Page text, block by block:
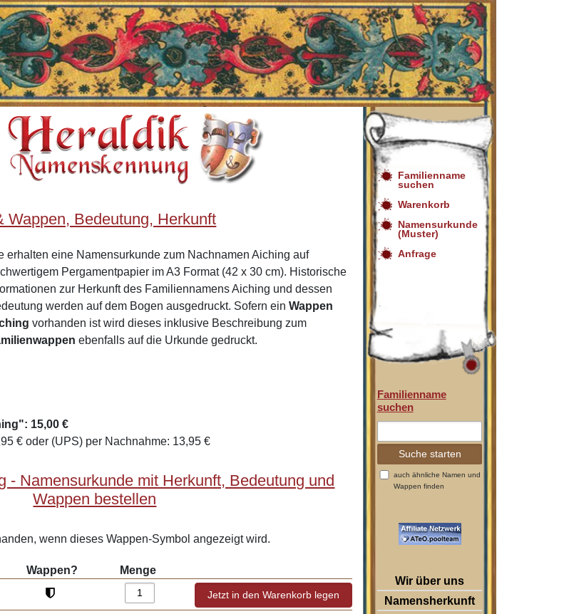
Wappen, Bedeutung, Herkunft
erhalten eine Namensurkunde zum Nachnamen Aiching auf
Pergamentpapier im A3 Format (42 x 30 cm). Historische
zur Herkunft des Familiennamens Aiching und dessen
werden auf dem Bogen ausgedruckt. Sofern einWappen
vorhanden ist wird dieses inklusive Beschreibung zum
ebenfalls auf die Urkunde gedruckt.
15,00 €
€ oder (UPS) per Nachnahme: 13,95 €
- Namensurkunde mit Herkunft, Bedeutung und
Wappen bestellen
wenn dieses Wappen-Symbol angezeigt wird.
Wappen?
Menge
Familienname
suchen
Warenkorb
Namensurkunde
(Muster)
Anfrage
Familienname
suchen
auch ähnliche Namen und
Wappen finden
Wir über uns
Namensherkunft